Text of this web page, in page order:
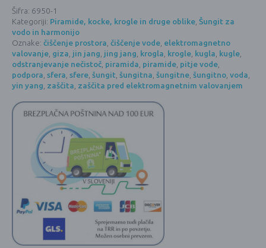
(vgravirano)
količina
Šifra: 6950-1
Kategoriji: Piramide, kocke, krogle in druge oblike Šungit za
vodo in harmonijo
Oznake: čiščenje prostora čiščenje vode elektromagnetno
valovanje giza jin jang jing jang krogla krogle kugla kugle
odstranjevanje nečistoč piramida piramide pitje vode
podpora sfera sfere šungit šungitna šungitne šungitno voda
yin yang zaščita zaščita pred elektromagnetnim valovanjem